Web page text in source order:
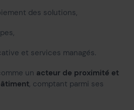
des solutions,
et services managés.
un acteur de proximité et
, comptant parmi ses